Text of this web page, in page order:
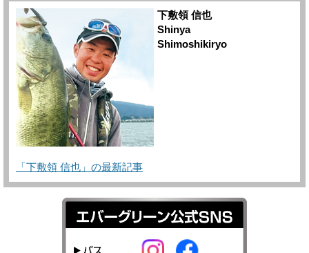
下敷領 信也
Shinya
Shimoshikiryo
「下敷領 信也」の最新記事